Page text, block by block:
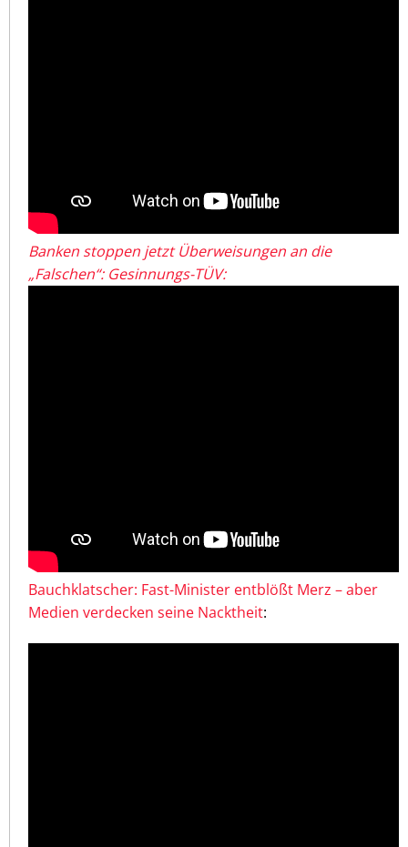
Banken stoppen jetzt Überweisungen an die
„Falschen“: Gesinnungs-TÜV:
Bauchklatscher: Fast-Minister entblößt Merz – aber
Medien verdecken seine Nacktheit: